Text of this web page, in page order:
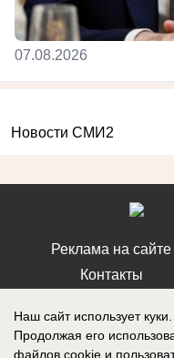
07.08.2026
Новости СМИ2
Реклама на сайте
Контакты
Наш сайт использует куки.
Продолжая его
файлов cookie и